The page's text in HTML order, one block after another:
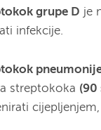
grupe D je
infekcije.
streptokoka (90